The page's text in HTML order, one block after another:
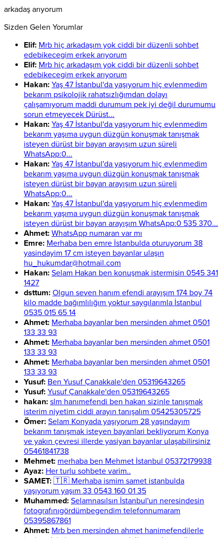
arkadaş arıyorum
Sizden Gelen Yorumlar
Elif: Mrb hiç arkadaşım yok ciddi bir düzenli sohbet
edebikecegim erkek arıyorum
Elif: Mrb hiç arkadaşım yok ciddi bir düzenli sohbet
edebikecegim erkek arıyorum
Hakan: Yaş 47 İstanbul'da yaşıyorum hiç evlenmedim
bekarım psikolojik rahatsızlığımdan dolayı
çalışamıyorum maddi durumum pek iyi değil durumumu
sorun etmeyecek Dürüst...
Hakan: Yaş 47 İstanbul'da yaşıyorum hiç evlenmedim
bekarım yaşıma uygun düzgün konuşmak tanışmak
isteyen dürüst bir bayan arayışım uzun süreli
WhatsApp:0...
Hakan: Yaş 47 İstanbul'da yaşıyorum hiç evlenmedim
bekarım yaşıma uygun düzgün konuşmak tanışmak
isteyen dürüst bir bayan arayışım uzun süreli
WhatsApp:0...
Hakan: Yaş 47 İstanbul'da yaşıyorum hiç evlenmedim
bekarım yaşıma uygun düzgün konuşmak tanışmak
isteyen dürüst bir bayan arayışım WhatsApp:0 535 370...
Ahmet: WhatsApp numaran var mı
Emre: Merhaba ben emre İstanbulda oturuyorum 38
yasindayim 17 cm isteyen bayanlar ulaşın
hu_hukumdar@hotmail.com
Hakan: Selam Hakan ben konuşmak istermisin 0545 341
1427
dsttum: Olgun seven hanım efendi arayışım 174 boy 74
kilo madde bağımlılığım yoktur saygılarımla İstanbul
0535 015 65 14
Ahmet: Merhaba bayanlar ben mersinden ahmet 0501
133 33 93
Ahmet: Merhaba bayanlar ben mersinden ahmet 0501
133 33 93
Ahmet: Merhaba bayanlar ben mersinden ahmet 0501
133 33 93
Yusuf: Ben Yusuf Çanakkale'den 05319643265
Yusuf: Yusuf Çanakkale'den 05319643265
hakan: slm hanımefendi ben hakan sizinle tanışmak
isterim niyetim ciddi arayın tanışalım 05425305725
Ömer: Selam Konyada yaşıyorum 28 yaşındayım
bekarım tanışmak isteyen bayanlari bekliyorum Konya
ve yakın çevresi illerde yasiyan bayanlar ulaşabilirsiniz
05461841738
Mehmet: merhaba ben Mehmet İstanbul 05372179938
Ayaz: Her turlu sohbete varim..
SAMET: 🇹🇷 Merhaba ismim samet istanbulda
yaşıyorum yaşım 33 0543 160 01 35
Muhammed: Selamnasılsın İstanbul'un neresindesin
fotografınıgördümbegendim telefonnumaram
05395867861
Ahmet: Mrb ben mersinden ahmet hanimefendilerle